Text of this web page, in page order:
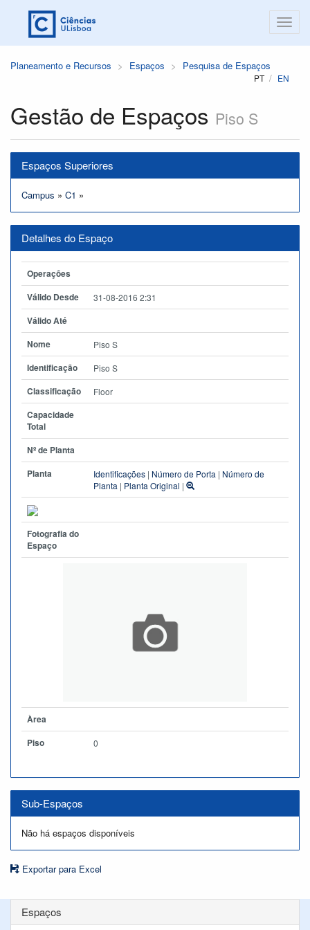
Planeamento e Recursos Espaços Pesquisa de Espaços
PT EN
Gestão de Espaços Piso S
Espaços Superiores
Campus » C1 »
Detalhes do Espaço
Operações
Válido Desde
31-08-2016 2:31
Válido Até
Nome
Piso S
Identificação Piso S
Classificação Floor
Capacidade
Total
Nº de Planta
Planta
Identificações | Número de Porta | Número de
Planta | Planta Original |
Fotografia do
Espaço
Àrea
Piso
0
Sub-Espaços
Não há espaços disponíveis
Exportar para Excel
Espaços